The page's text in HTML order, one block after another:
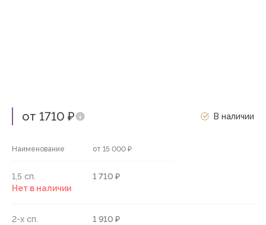
от 1710 ₽ В наличии
Наименование от 15 000 ₽
1,5 сп.
1 710 ₽
Нет в наличии
2-х сп.
1 910 ₽